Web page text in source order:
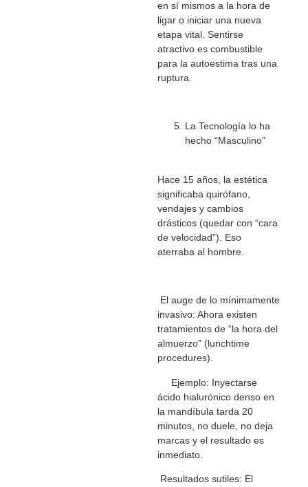
en sí mismos a la hora de
ligar o iniciar una nueva
etapa vital. Sentirse
atractivo es combustible
para la autoestima tras una
ruptura.
La Tecnología lo ha
hecho “Masculino”
Hace 15 años, la estética
significaba quirófano,
vendajes y cambios
drásticos (quedar con “cara
de velocidad”). Eso
aterraba al hombre.
El auge de lo mínimamente
invasivo: Ahora existen
tratamientos de “la hora del
almuerzo” (lunchtime
procedures).
Ejemplo: Inyectarse
ácido hialurónico denso en
la mandíbula tarda 20
minutos, no duele, no deja
marcas y el resultado es
inmediato.
Resultados sutiles: El